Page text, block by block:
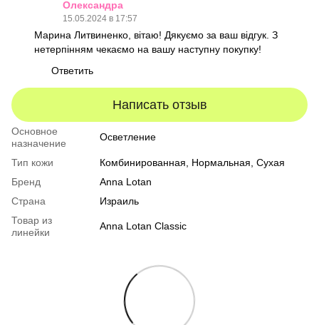
Олександра
15.05.2024 в 17:57
Марина Литвиненко, вітаю! Дякуємо за ваш відгук. З
нетерпінням чекаємо на вашу наступну покупку!
Ответить
Написать отзыв
Основное
назначение
Осветление
Тип кожи Комбинированная, Нормальная, Сухая
Бренд
Anna Lotan
Страна
Израиль
Товар из
линейки
Anna Lotan Classic